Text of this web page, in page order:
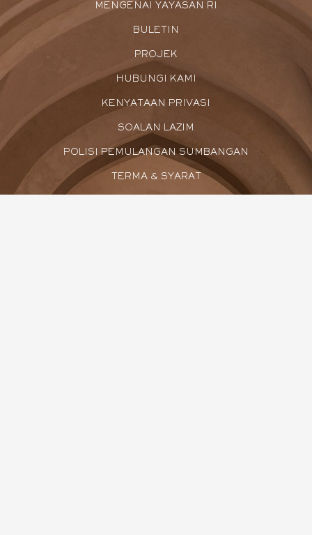
MENGENAI YAYASAN RI
BULETIN
PROJEK
HUBUNGI KAMI
KENYATAAN PRIVASI
SOALAN LAZIM
POLISI PEMULANGAN SUMBANGAN
TERMA & SYARAT